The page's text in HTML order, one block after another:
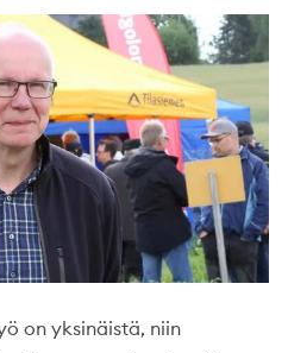
on yksinäistä, niin